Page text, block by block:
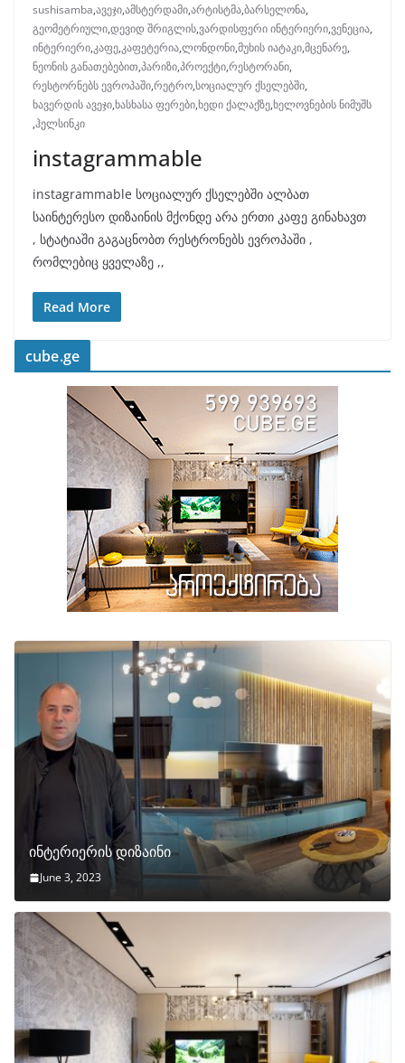
sushisamba,ავეჯი,ამსტერდამი,არტისტმა,ბარსელონა,
გეომეტრიული,დევიდ შრიგლის,ვარდისფერი ინტერიერი,ვენეცია,
ინტერიერი,კაფე,კაფეტერია,ლონდონი,მუხის იატაკი,მცენარე,
ნეონის განათებებით,პარიზი,პროექტი,რესტორანი,
რესტორნებს ევროპაში,რეტრო,სოციალურ ქსელებში,
ხავერდის ავეჯი,ხასხასა ფერები,ხედი ქალაქზე,ხელოვნების ნიმუშს
,ჰელსინკი
instagrammable
instagrammable სოციალურ ქსელებში ალბათ
საინტერესო დიზაინის მქონდე არა ერთი კაფე გინახავთ
, სტატიაში გაგაცნობთ რესტრონებს ევროპაში ,
რომლებიც ყველაზე ,,
Read More
cube.ge
ინტერიერის დიზაინი
June 3, 2023